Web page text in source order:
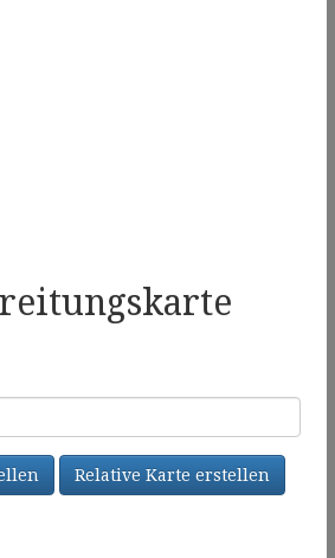
Relative Karte erstellen